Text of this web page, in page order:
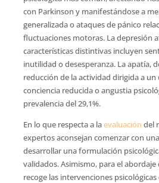
con Parkinson y manifestándose a
generalizada o ataques de pánico
fluctuaciones motoras. La depresión
características distintivas incluyen
inutilidad o desesperanza. La apatía,
reducción de la actividad dirigida a
conciencia reducida o angustia
prevalencia del 29,1%.
En lo que respecta a laevaluación del
expertos aconsejan comenzar con
desarrollar una formulación
validados. Asimismo, para el
recoge las intervenciones psicológicas